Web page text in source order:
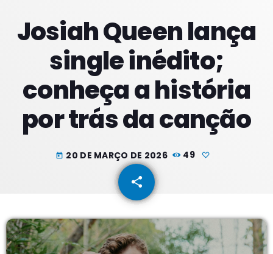
PROXIMOS PROGRAMAS
Josiah Queen lança
single inédito;
conheça a história
por trás da canção
today 20 DE MARÇO DE 2026 49
share
email